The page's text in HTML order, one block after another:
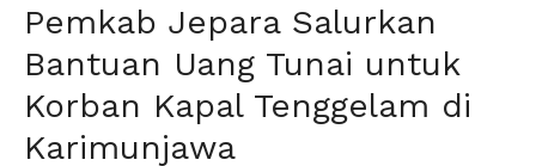
Pemkab Jepara Salurkan
Bantuan Uang Tunai untuk
Korban Kapal Tenggelam di
Karimunjawa